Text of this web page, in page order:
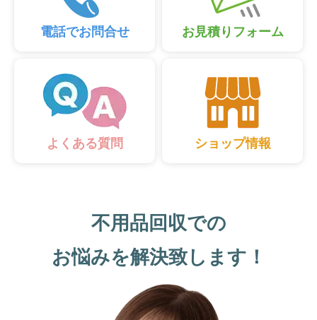
電話でお問合せ お見積りフォーム
よくある質問 ショップ情報
不用品回収での
お悩みを解決致します！